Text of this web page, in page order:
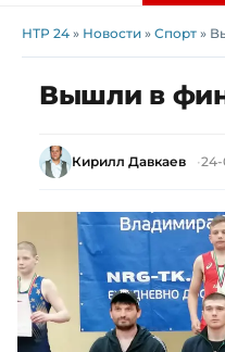
НТР 24 » Новости » Спорт »
Вышли в
Кирилл Давкаев